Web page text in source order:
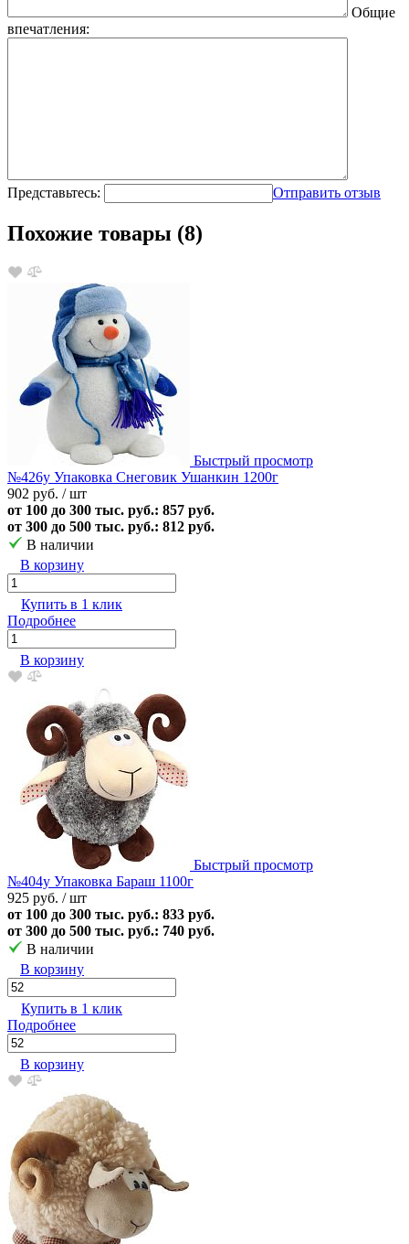
Общие
впечатления:
Представьтесь: Отправить отзыв
Похожие товары (8)
Быстрый просмотр
№426у Упаковка Снеговик Ушанкин 1200г
902 руб. / шт
от 100 до 300 тыс. руб.: 857 руб.
от 300 до 500 тыс. руб.: 812 руб.
В наличии
В корзину
Купить в 1 клик
Подробнее
В корзину
Быстрый просмотр
№404у Упаковка Бараш 1100г
925 руб. / шт
от 100 до 300 тыс. руб.: 833 руб.
от 300 до 500 тыс. руб.: 740 руб.
В наличии
В корзину
Купить в 1 клик
Подробнее
В корзину